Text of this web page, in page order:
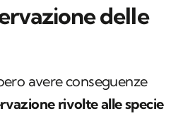
delle
avere conseguenze
rivolte alle specie